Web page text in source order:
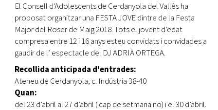
El Consell d'Adolescents de Cerdanyola del Vallès ha
proposat organitzar una FESTA JOVE dintre de la Festa
Major del Roser de Maig 2018. Tots el jovent d’edat
compresa entre 12 i 16 anys esteu convidats i convidades a
gaudir de l’ espectacle del DJ ADRIÀ ORTEGA.
Recollida anticipada d'entrades:
Ateneu de Cerdanyola, c. Indústria 38-40
Quan:
del 23 d’abril al 27 d’abril ( cap de setmana no) i el 30 d’abril.